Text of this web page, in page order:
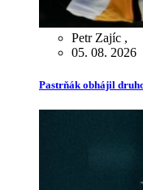
Petr Zajíc ,
05. 08. 2026
Pastrňák obhájil